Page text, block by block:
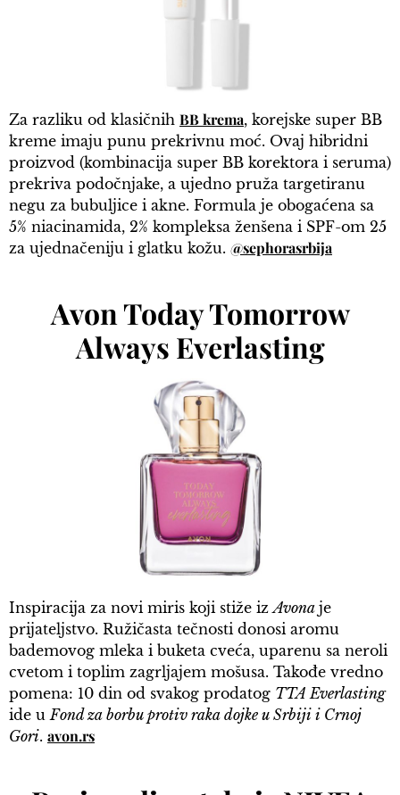
Za razliku od klasičnih BB krema, korejske super BB
kreme imaju punu prekrivnu moć. Ovaj hibridni
proizvod (kombinacija super BB korektora i seruma)
prekriva podočnjake, a ujedno pruža targetiranu
negu za bubuljice i akne. Formula je obogaćena sa
5% niacinamida, 2% kompleksa ženšena i SPF-om 25
za ujednačeniju i glatku kožu.​ @sephorasrbija
Avon Today Tomorrow
Always Everlasting
Inspiracija za novi miris koji stiže iz Avona je
prijateljstvo. Ružičasta tečnosti donosi aromu
bademovog mleka i buketa cveća, uparenu sa neroli
cvetom i toplim zagrljajem mošusa. Takođe vredno
pomena: 10 din od svakog prodatog TTA Everlasting
ide u Fond za borbu protiv raka dojke u Srbiji i Crnoj
Gori. avon.rs